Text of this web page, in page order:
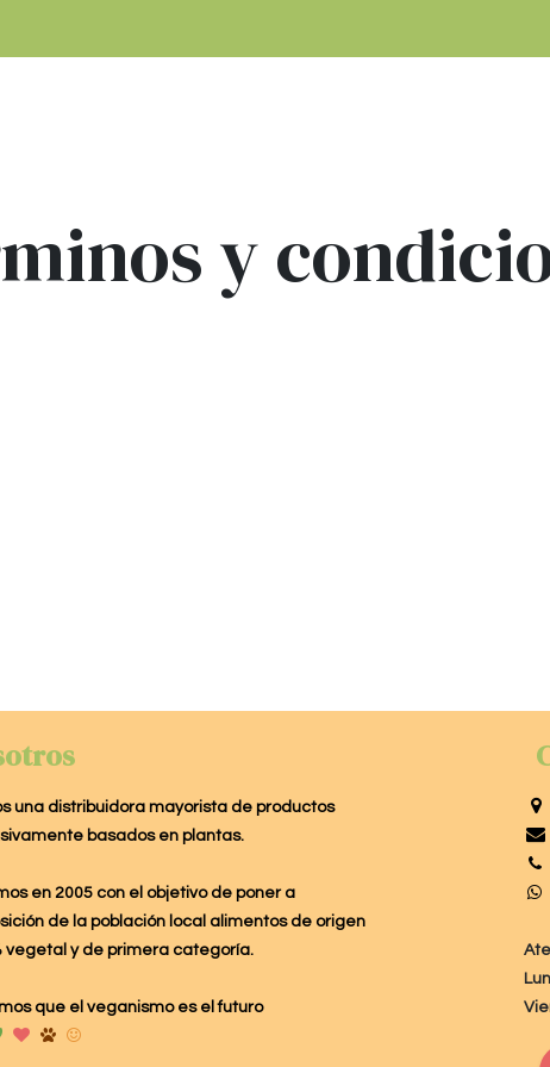
y
una distribuidora mayorista de productos
basados en plantas.
en 2005 con el objetivo de poner a
de la población local alimentos de origen
vegetal y de primera categoría.
que el veganismo es el futuro